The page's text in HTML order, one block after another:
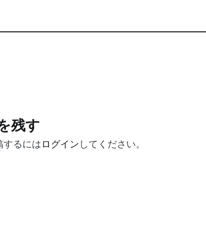
残す
するには ログイン してください。